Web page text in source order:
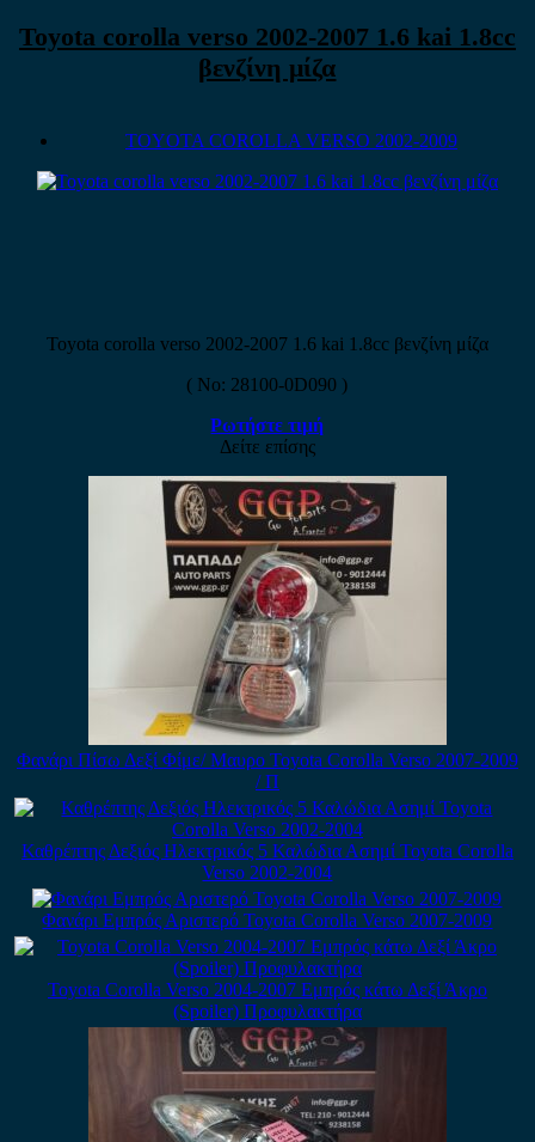
Toyota corolla verso 2002-2007 1.6 kai 1.8cc
βενζίνη μίζα
TOYOTA COROLLA VERSO 2002-2009
Toyota corolla verso 2002-2007 1.6 kai 1.8cc βενζίνη μίζα
( No: 28100-0D090 )
Ρωτήστε τιμή
Δείτε επίσης
Φανάρι Πίσω Δεξί Φίμε/ Μαυρο Toyota Corolla Verso 2007-2009
/ Π
Καθρέπτης Δεξιός Ηλεκτρικός 5 Καλώδια Ασημί Toyota Corolla
Verso 2002-2004
Φανάρι Εμπρός Αριστερό Toyota Corolla Verso 2007-2009
Toyota Corolla Verso 2004-2007 Εμπρός κάτω Δεξί Άκρο
(Spoiler) Προφυλακτήρα